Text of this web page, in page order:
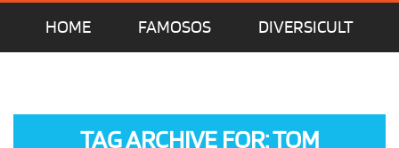
HOME FAMOSOS DIVERSICULT
TAG ARCHIVE FOR: TOM